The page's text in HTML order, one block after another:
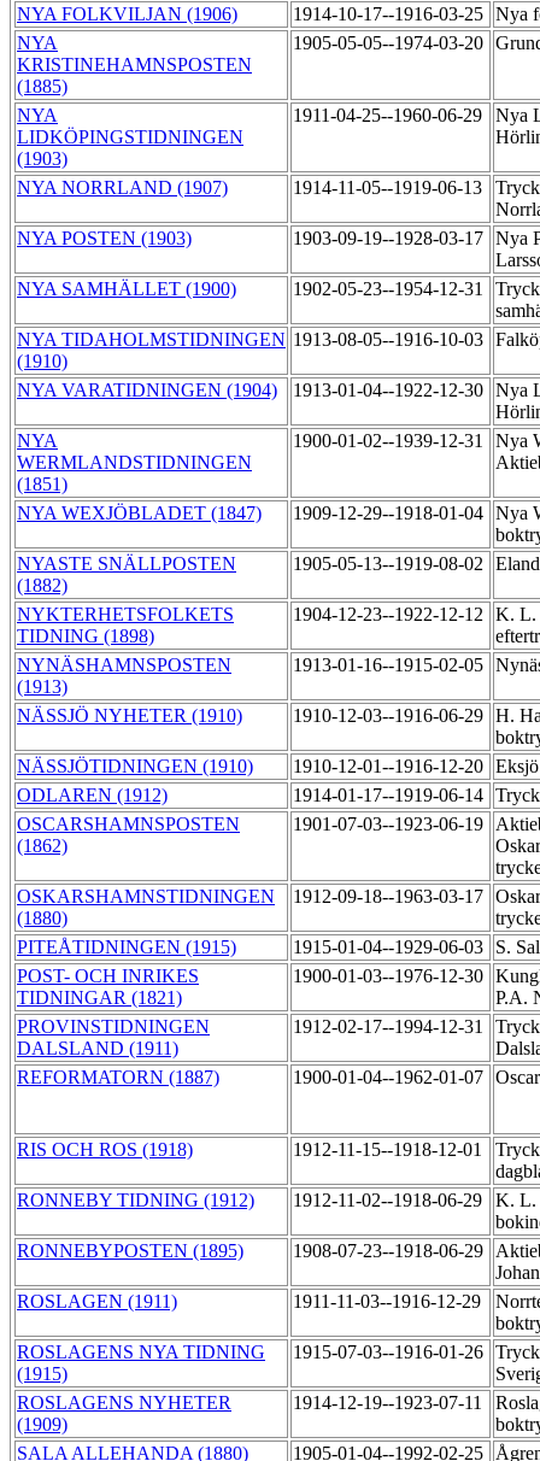
NYA FOLKVILJAN (1906)
1914-10-17--1916-03-25 Nya
NYA
KRISTINEHAMNSPOSTEN
(1885)
1905-05-05--1974-03-20
NYA
LIDKÖPINGSTIDNINGEN
(1903)
1911-04-25--1960-06-29
Nya
NYA NORRLAND (1907) 1914-11-05--1919-06-13
NYA POSTEN (1903)
1903-09-19--1928-03-17 Nya
NYA SAMHÄLLET (1900)
1902-05-23--1954-12-31
NYA TIDAHOLMSTIDNINGEN
(1910)
1913-08-05--1916-10-03
NYA VARATIDNINGEN (1904) 1913-01-04--1922-12-30 Nya
NYA
WERMLANDSTIDNINGEN
(1851)
1900-01-02--1939-12-31
Nya
NYA WEXJÖBLADET (1847) 1909-12-29--1918-01-04 Nya
NYASTE SNÄLLPOSTEN
(1882)
1905-05-13--1919-08-02
NYKTERHETSFOLKETS
TIDNING (1898)
1904-12-23--1922-12-12
K. L.
NYNÄSHAMNSPOSTEN
(1913)
1913-01-16--1915-02-05
NÄSSJÖ NYHETER (1910) 1910-12-03--1916-06-29 H.
NÄSSJÖTIDNINGEN (1910)
1910-12-01--1916-12-20
ODLAREN (1912)
1914-01-17--1919-06-14
OSCARSHAMNSPOSTEN
(1862)
1901-07-03--1923-06-19
OSKARSHAMNSTIDNINGEN
(1880)
1912-09-18--1963-03-17
PITEÅTIDNINGEN (1915)
1915-01-04--1929-06-03
S.
POST- OCH INRIKES
TIDNINGAR (1821)
1900-01-03--1976-12-30
P.A.
PROVINSTIDNINGEN
DALSLAND (1911)
1912-02-17--1994-12-31
REFORMATORN (1887)
1900-01-04--1962-01-07
RIS OCH ROS (1918) 1912-11-15--1918-12-01
RONNEBY TIDNING (1912)
1912-11-02--1918-06-29
K. L.
RONNEBYPOSTEN (1895)
1908-07-23--1918-06-29
ROSLAGEN (1911)
1911-11-03--1916-12-29
ROSLAGENS NYA TIDNING
(1915)
1915-07-03--1916-01-26
ROSLAGENS NYHETER
(1909)
1914-12-19--1923-07-11
SALA ALLEHANDA (1880)
1905-01-04--1992-02-25